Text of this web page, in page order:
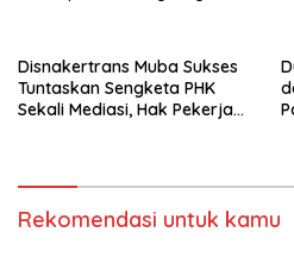
Disnakertrans Muba Sukses
Tuntaskan Sengketa PHK
Sekali Mediasi, Hak Pekerja
Rekomendasi untuk kamu